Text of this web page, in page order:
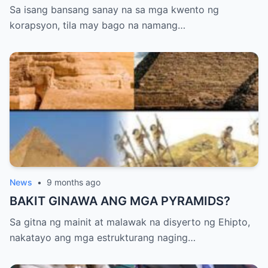
lumalalim ang imbestigasyon, lumitaw ang
mga ulat na mayroong hindi
readings sa ilang wards ng ospital. Ayon sa
isang whistleblower na hindi pinangalanan,
may mga “unauthorized experiments” na
naganap sa loob ng ospital, na maaaring
dahilan ng misteryosong kaganapan.
Bagaman hindi kumpirmado, ang teoryang
ito ay nagdulot ng karagdagang
communities. Sa kabila ng lahat, si Manang
IMEE ay nananatiling kalmado ngunit
alerto. Ang kanyang mga pahayag ay
nagdala ng pansin ng mga mamamahayag,
GIGILINGIN gamit BULLDOZER
Sa isang bansang sanay na sa mga kwento ng
korapsyon, tila may bago na namang…
News • 9 months ago
BAKIT GINAWA ANG MGA PYRAMIDS?
Sa gitna ng mainit at malawak na disyerto ng Ehipto,
nakatayo ang mga estrukturang naging…